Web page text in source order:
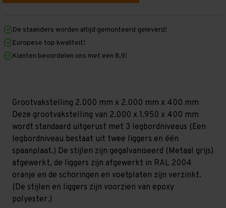
mm
mm
x
400
mm
mm
mm
400
mm
De staanders worden altijd gemonteerd geleverd!
Europese top kwaliteit!
Klanten beoordelen ons met een 8,9!
Grootvakstelling 2.000 mm x 2.000 mm x 400 mm
Deze grootvakstelling van 2.000 x 1.950 x 400 mm
wordt standaard uitgerust met 3 legbordniveaus (Een
legbordniveau bestaat uit twee liggers en één
spaanplaat.) De stijlen zijn gegalvaniseerd (Metaal grijs)
afgewerkt, de liggers zijn afgewerkt in RAL 2004
oranje en de schoringen en voetplaten zijn verzinkt.
(De stijlen en liggers zijn voorzien van epoxy
polyester.)